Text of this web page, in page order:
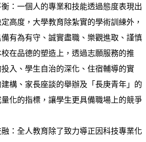
：一個人的專業和技能透過態度表現出
高度，大學教育除紮實的學術訓練外，
有為有守、誠實盡職、樂觀進取、謹慎
在品德的塑造上，透過志願服務的推
入、學生自治的深化、住宿輔導的實
構、家長座談的舉辦及「長庚青年」的
化的指標，讓學生更具備職場上的競爭
：全人教育除了致力導正因科技專業化